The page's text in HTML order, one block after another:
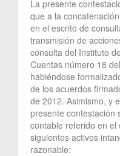
La presente
que a la
en el escrito de
transmisión de
consulta del Instituto
Cuentas número 18
habiéndose
de los acuerdos
de 2012. Asimismo, y
presente contestación
contable referido en
siguientes activos
razonable: